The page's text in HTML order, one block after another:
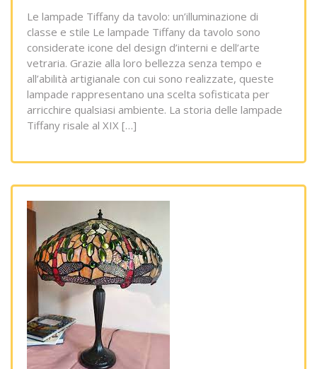
Le lampade Tiffany da tavolo: un’illuminazione di
classe e stile Le lampade Tiffany da tavolo sono
considerate icone del design d’interni e dell’arte
vetraria. Grazie alla loro bellezza senza tempo e
all’abilità artigianale con cui sono realizzate, queste
lampade rappresentano una scelta sofisticata per
arricchire qualsiasi ambiente. La storia delle lampade
Tiffany risale al XIX […]